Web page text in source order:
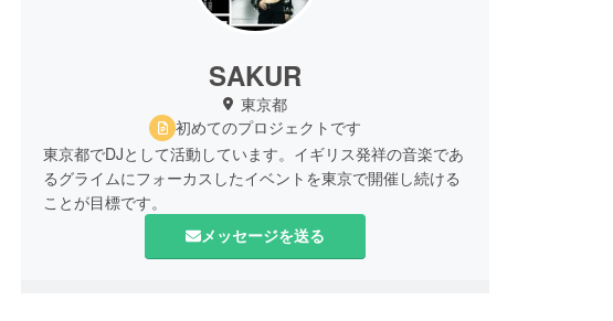
SAKUR
東京都
初めてのプロジェクトです
東京都でDJとして活動しています。イギリス発祥の音楽であ
るグライムにフォーカスしたイベントを東京で開催し続ける
ことが目標です。
メッセージを送る